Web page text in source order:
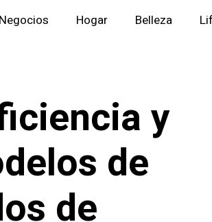
Negocios Hogar Belleza
y
de
de